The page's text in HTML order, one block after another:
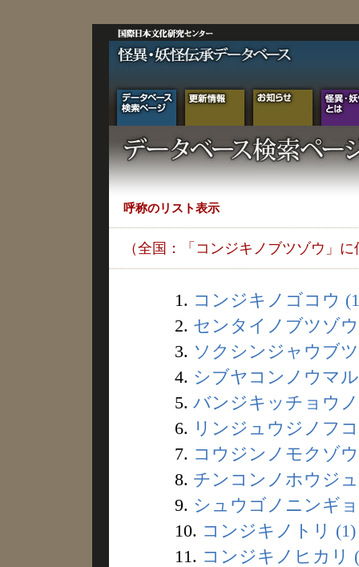
呼称のリスト表示
（全国：「コンジキノブツゾウ」
1. コンジキノゴコウ
2. センタイノブツゾ
3. ソクシンジャウブ
4. シブヤコンノウマ
5. バンジキッチョウ
6. リンジュウジノフ
7. コウジンノモクゾ
8. チンコンノホウジ
9. シュウゴノニンギ
10. コンジキノトリ (1)
11. コンジキノヒカリ